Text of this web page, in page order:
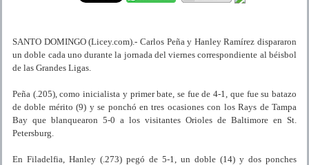
SANTO DOMINGO (Licey.com).- Carlos Peña y Hanley Ramírez dispararon
un doble cada uno durante la jornada del viernes correspondiente al béisbol
de las Grandes Ligas.
Peña (.205), como inicialista y primer bate, se fue de 4-1, que fue su batazo
de doble mérito (9) y se ponchó en tres ocasiones con los Rays de Tampa
Bay que blanquearon 5-0 a los visitantes Orioles de Baltimore en St.
Petersburg.
En Filadelfia, Hanley (.273) pegó de 5-1, un doble (14) y dos ponches